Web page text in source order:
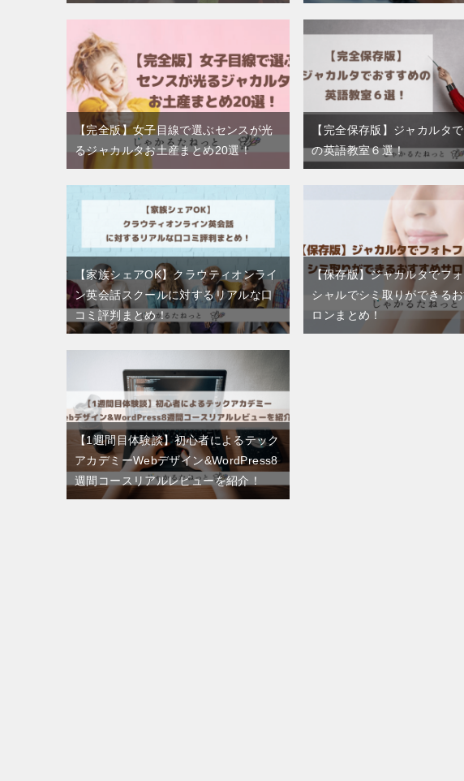
【完全版】女子目線で選ぶセンスが光
るジャカルタお土産まとめ20選！
【完全保存版】ジャカルタ
の英語教室６選！
【家族シェアOK】クラウティオンライ
ン英会話スクールに対するリアルな口
コミ評判まとめ！
【保存版】ジャカルタでフ
シャルでシミ取りができる
ロンまとめ！
【1週間目体験談】初心者によるテック
アカデミーWebデザイン&WordPress8
週間コースリアルレビューを紹介！